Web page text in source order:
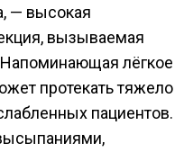
— высокая
вызываемая
лёгкое
протекать тяжело
пациентов.